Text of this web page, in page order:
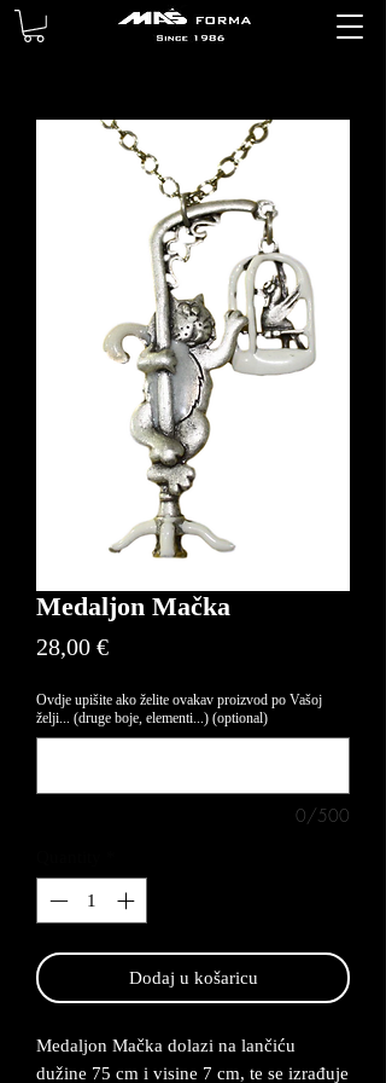
Medaljon Mačka
28,00 €Price
Ovdje upišite ako želite ovakav proizvod po Vašoj
želji... (druge boje, elementi...) (optional)
0/500
Dodaj u košaricu
Medaljon Mačka dolazi na lančiću
dužine 75 cm i visine 7 cm, te se izrađuje